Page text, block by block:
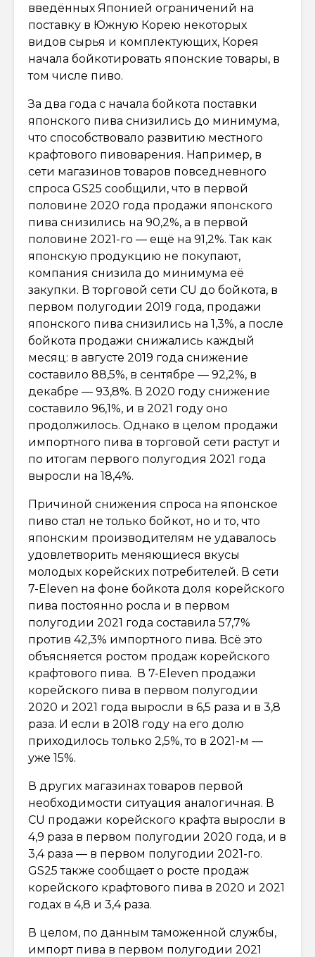
введённых Японией ограничений на
поставку в Южную Корею некоторых
видов сырья и комплектующих, Корея
начала бойкотировать японские товары, в
том числе пиво.
За два года с начала бойкота поставки
японского пива снизились до минимума,
что способствовало развитию местного
крафтового пивоварения. Например, в
сети магазинов товаров повседневного
спроса GS25 сообщили, что в первой
половине 2020 года продажи японского
пива снизились на 90,2%, а в первой
половине 2021-го — ещё на 91,2%. Так как
японскую продукцию не покупают,
компания снизила до минимума её
закупки. В торговой сети CU до бойкота, в
первом полугодии 2019 года, продажи
японского пива снизились на 1,3%, а после
бойкота продажи снижались каждый
месяц: в августе 2019 года снижение
составило 88,5%, в сентябре — 92,2%, в
декабре — 93,8%. В 2020 году снижение
составило 96,1%, и в 2021 году оно
продолжилось. Однако в целом продажи
импортного пива в торговой сети растут и
по итогам первого полугодия 2021 года
выросли на 18,4%.
Причиной снижения спроса на японское
пиво стал не только бойкот, но и то, что
японским производителям не удавалось
удовлетворить меняющиеся вкусы
молодых корейских потребителей. В сети
7-Eleven на фоне бойкота доля корейского
пива постоянно росла и в первом
полугодии 2021 года составила 57,7%
против 42,3% импортного пива. Всё это
объясняется ростом продаж корейского
крафтового пива. В 7-Eleven продажи
корейского пива в первом полугодии
2020 и 2021 года выросли в 6,5 раза и в 3,8
раза. И если в 2018 году на его долю
приходилось только 2,5%, то в 2021-м —
уже 15%.
В других магазинах товаров первой
необходимости ситуация аналогичная. В
CU продажи корейского крафта выросли в
4,9 раза в первом полугодии 2020 года, и в
3,4 раза — в первом полугодии 2021-го.
GS25 также сообщает о росте продаж
корейского крафтового пива в 2020 и 2021
годах в 4,8 и 3,4 раза.
В целом, по данным таможенной службы,
импорт пива в первом полугодии 2021